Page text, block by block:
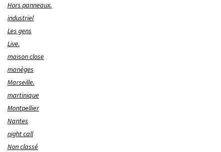
Hors panneaux.
industriel
Les gens
Live.
maison close
manèges
Marseille.
martinique
Montpellier
Nantes
night call
Non classé